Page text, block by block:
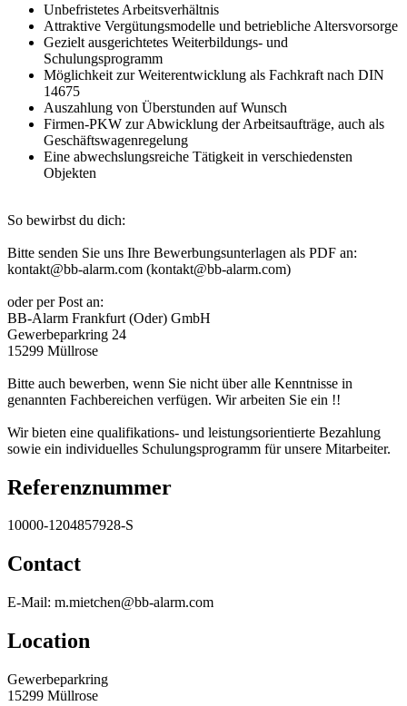
Unbefristetes Arbeitsverhältnis
Attraktive Vergütungsmodelle und betriebliche Altersvorsorge
Gezielt ausgerichtetes Weiterbildungs- und
Schulungsprogramm
Möglichkeit zur Weiterentwicklung als Fachkraft nach DIN
14675
Auszahlung von Überstunden auf Wunsch
Firmen-PKW zur Abwicklung der Arbeitsaufträge, auch als
Geschäftswagenregelung
Eine abwechslungsreiche Tätigkeit in verschiedensten
Objekten
So bewirbst du dich:
Bitte senden Sie uns Ihre Bewerbungsunterlagen als PDF an:
kontakt@bb-alarm.com (kontakt@bb-alarm.com)
oder per Post an:
BB-Alarm Frankfurt (Oder) GmbH
Gewerbeparkring 24
15299 Müllrose
Bitte auch bewerben, wenn Sie nicht über alle Kenntnisse in
genannten Fachbereichen verfügen. Wir arbeiten Sie ein !!
Wir bieten eine qualifikations- und leistungsorientierte Bezahlung
sowie ein individuelles Schulungsprogramm für unsere Mitarbeiter.
Referenznummer
10000-1204857928-S
Contact
E-Mail: m.mietchen@bb-alarm.com
Location
Gewerbeparkring
15299 Müllrose